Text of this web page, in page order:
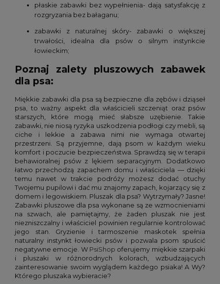
płaskie zabawki bez wypełnienia- dają satysfakcję z
rozgryzania bez bałaganu;
zabawki z naturalnej skóry- zabawki o większej
trwałości, idealna dla psów o silnym instynkcie
łowieckim;
Poznaj zalety pluszowych zabawek
dla psa:
Miękkie zabawki dla psa są bezpieczne dla zębów i dziąseł
psa, to ważny aspekt dla właścicieli szczeniąt oraz psów
starszych, które mogą mieć słabsze uzębienie. Takie
zabawki, nie niosą ryzyka uszkodzenia podłogi czy mebli, są
ciche i lekkie a zabawa nimi nie wymaga otwartej
przestrzeni. Są przyjemne, dają psom w każdym wieku
komfort i poczucie bezpieczeństwa. Sprawdzą się w terapii
behawioralnej psów z lękiem separacyjnym. Dodatkowo
łatwo przechodzą zapachem domu i właściciela — dzięki
temu nawet w trakcie podróży możesz dodać otuchy
Twojemu pupilowi i dać mu znajomy zapach, kojarzący się z
domem i legowiskiem. Pluszak dla psa? Wytrzymały? Jasne!
Zabawki pluszowe dla psa wykonane są ze wzmocnieniami
na szwach, ale pamiętajmy, że żaden pluszak nie jest
niezniszczalny i właściciel powinien regularnie kontrolować
jego stan. Gryzienie i tarmoszenie maskotek spełnia
naturalny instynkt łowiecki psów i pozwala psom spuścić
negatywne emocje. W PsiShop oferujemy miękkie szarpaki
i pluszaki w różnorodnych kolorach, wzbudzających
zainteresowanie swoim wyglądem każdego psiaka! A Wy?
Którego pluszaka wybieracie?